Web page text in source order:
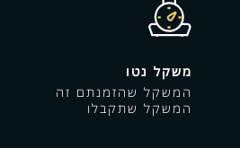
משקל נטו
המשקל שהזמנתם זה
המשקל שתקבלו